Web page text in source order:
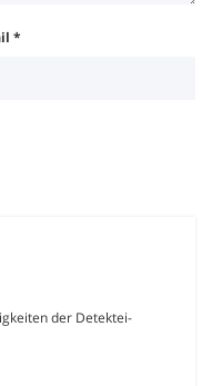
*
der Detektei-